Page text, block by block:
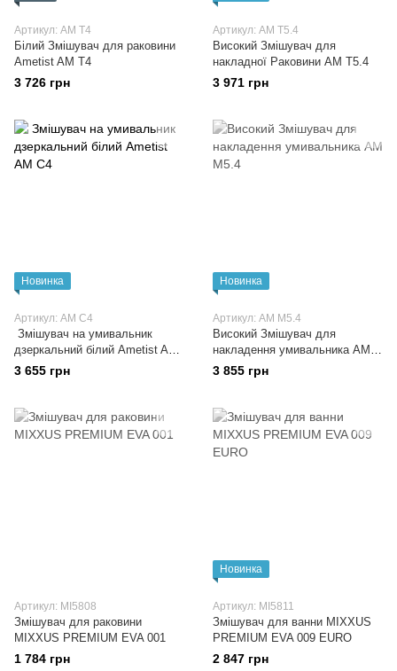
Артикул: AM T4
Білий Змішувач для раковини
Ametist AM T4
3 726 грн
Артикул: AM T5.4
Високий Змішувач для
накладної Раковини AM T5.4
3 971 грн
Новинка
Артикул: AM C4
Змішувач на умивальник
дзеркальний білий Ametist AM
C4
3 655 грн
Новинка
Артикул: AM M5.4
Високий Змішувач для
накладення умивальника AM
M5.4
3 855 грн
Артикул: MI5808
Змішувач для раковини
MIXXUS PREMIUM EVA 001
1 784 грн
Новинка
Артикул: MI5811
Змішувач для ванни MIXXUS
PREMIUM EVA 009 EURO
2 847 грн